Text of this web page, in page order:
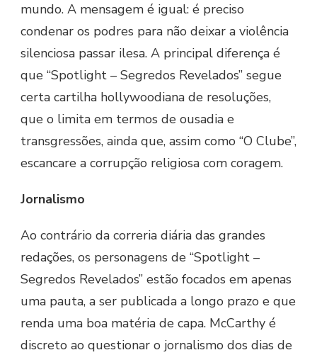
mundo. A mensagem é igual: é preciso
condenar os podres para não deixar a violência
silenciosa passar ilesa. A principal diferença é
que “Spotlight – Segredos Revelados” segue
certa cartilha hollywoodiana de resoluções,
que o limita em termos de ousadia e
transgressões, ainda que, assim como “O Clube”,
escancare a corrupção religiosa com coragem.
Jornalismo
Ao contrário da correria diária das grandes
redações, os personagens de “Spotlight –
Segredos Revelados” estão focados em apenas
uma pauta, a ser publicada a longo prazo e que
renda uma boa matéria de capa. McCarthy é
discreto ao questionar o jornalismo dos dias de